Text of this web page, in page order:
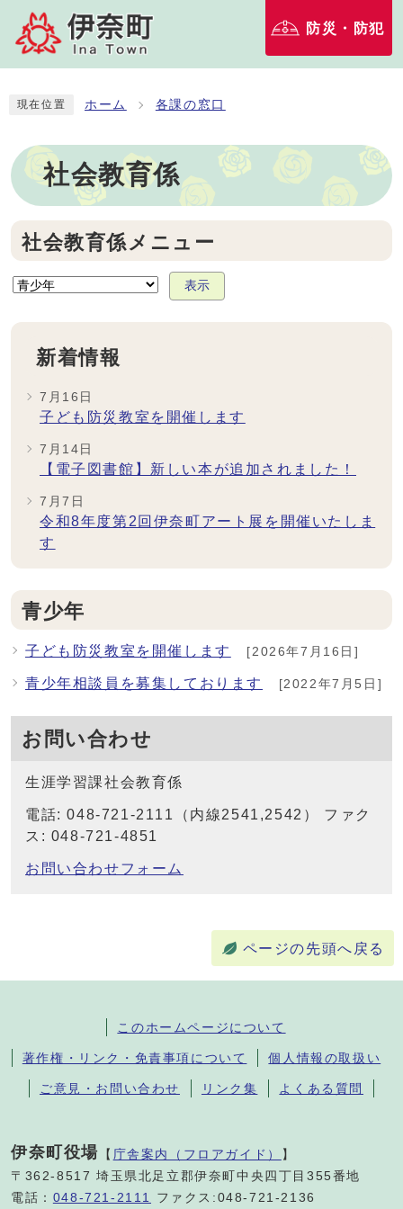
防災・防犯
現在位置 ホーム 各課の窓口
社会教育係
社会教育係メニュー
表示
新着情報
7月16日
子ども防災教室を開催します
7月14日
【電子図書館】新しい本が追加されました！
7月7日
令和8年度第2回伊奈町アート展を開催いたしま
す
青少年
子ども防災教室を開催します [2026年7月16日]
青少年相談員を募集しております [2022年7月5日]
お問い合わせ
生涯学習課社会教育係
電話: 048-721-2111（内線2541,2542） ファク
ス: 048-721-4851
お問い合わせフォーム
ページの先頭へ戻る
このホームページについて
著作権・リンク・免責事項について 個人情報の取扱い
ご意見・お問い合わせ リンク集 よくある質問
伊奈町役場 【 庁舎案内（フロアガイド） 】
〒362-8517 埼玉県北足立郡伊奈町中央四丁目355番地
電話： 048-721-2111 ファクス:048-721-2136